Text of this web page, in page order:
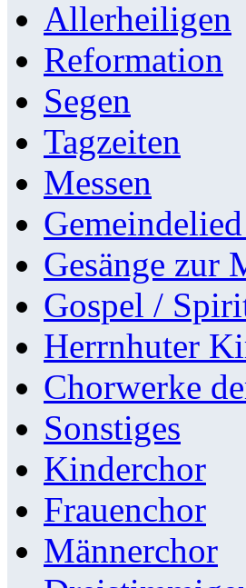
Allerheiligen
Reformation
Segen
Tagzeiten
Messen
Gesänge zur
Gospel /
Herrnhuter
Chorwerke
Sonstiges
Kinderchor
Frauenchor
Männerchor